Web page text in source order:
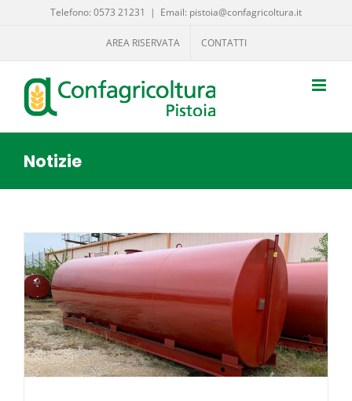
Telefono: 0573 21231 | Email: pistoia@confagricoltura.it
AREA RISERVATA CONTATTI
Notizie